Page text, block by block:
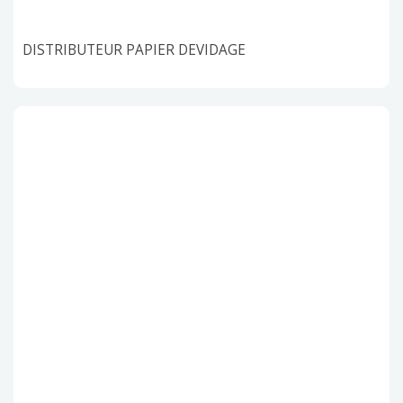
DISTRIBUTEUR PAPIER DEVIDAGE